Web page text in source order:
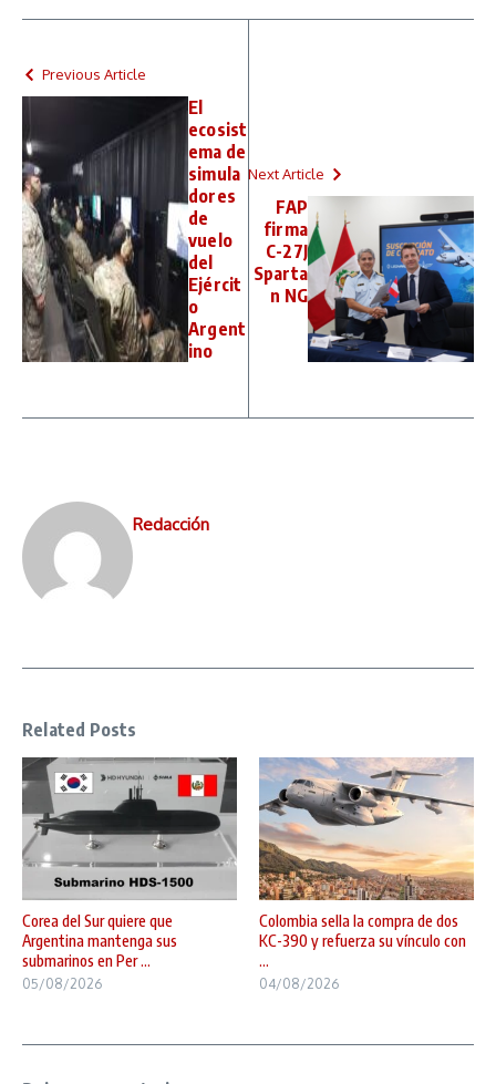
Previous Article
El
ecosist
ema de
simula
dores
de
vuelo
del
Ejércit
o
Argent
ino
Next Article
FAP
firma
C-27J
Sparta
n NG
Redacción
Related Posts
Corea del Sur quiere que
Argentina mantenga sus
submarinos en Per ...
05/08/2026
Colombia sella la compra de dos
KC-390 y refuerza su vínculo con
...
04/08/2026